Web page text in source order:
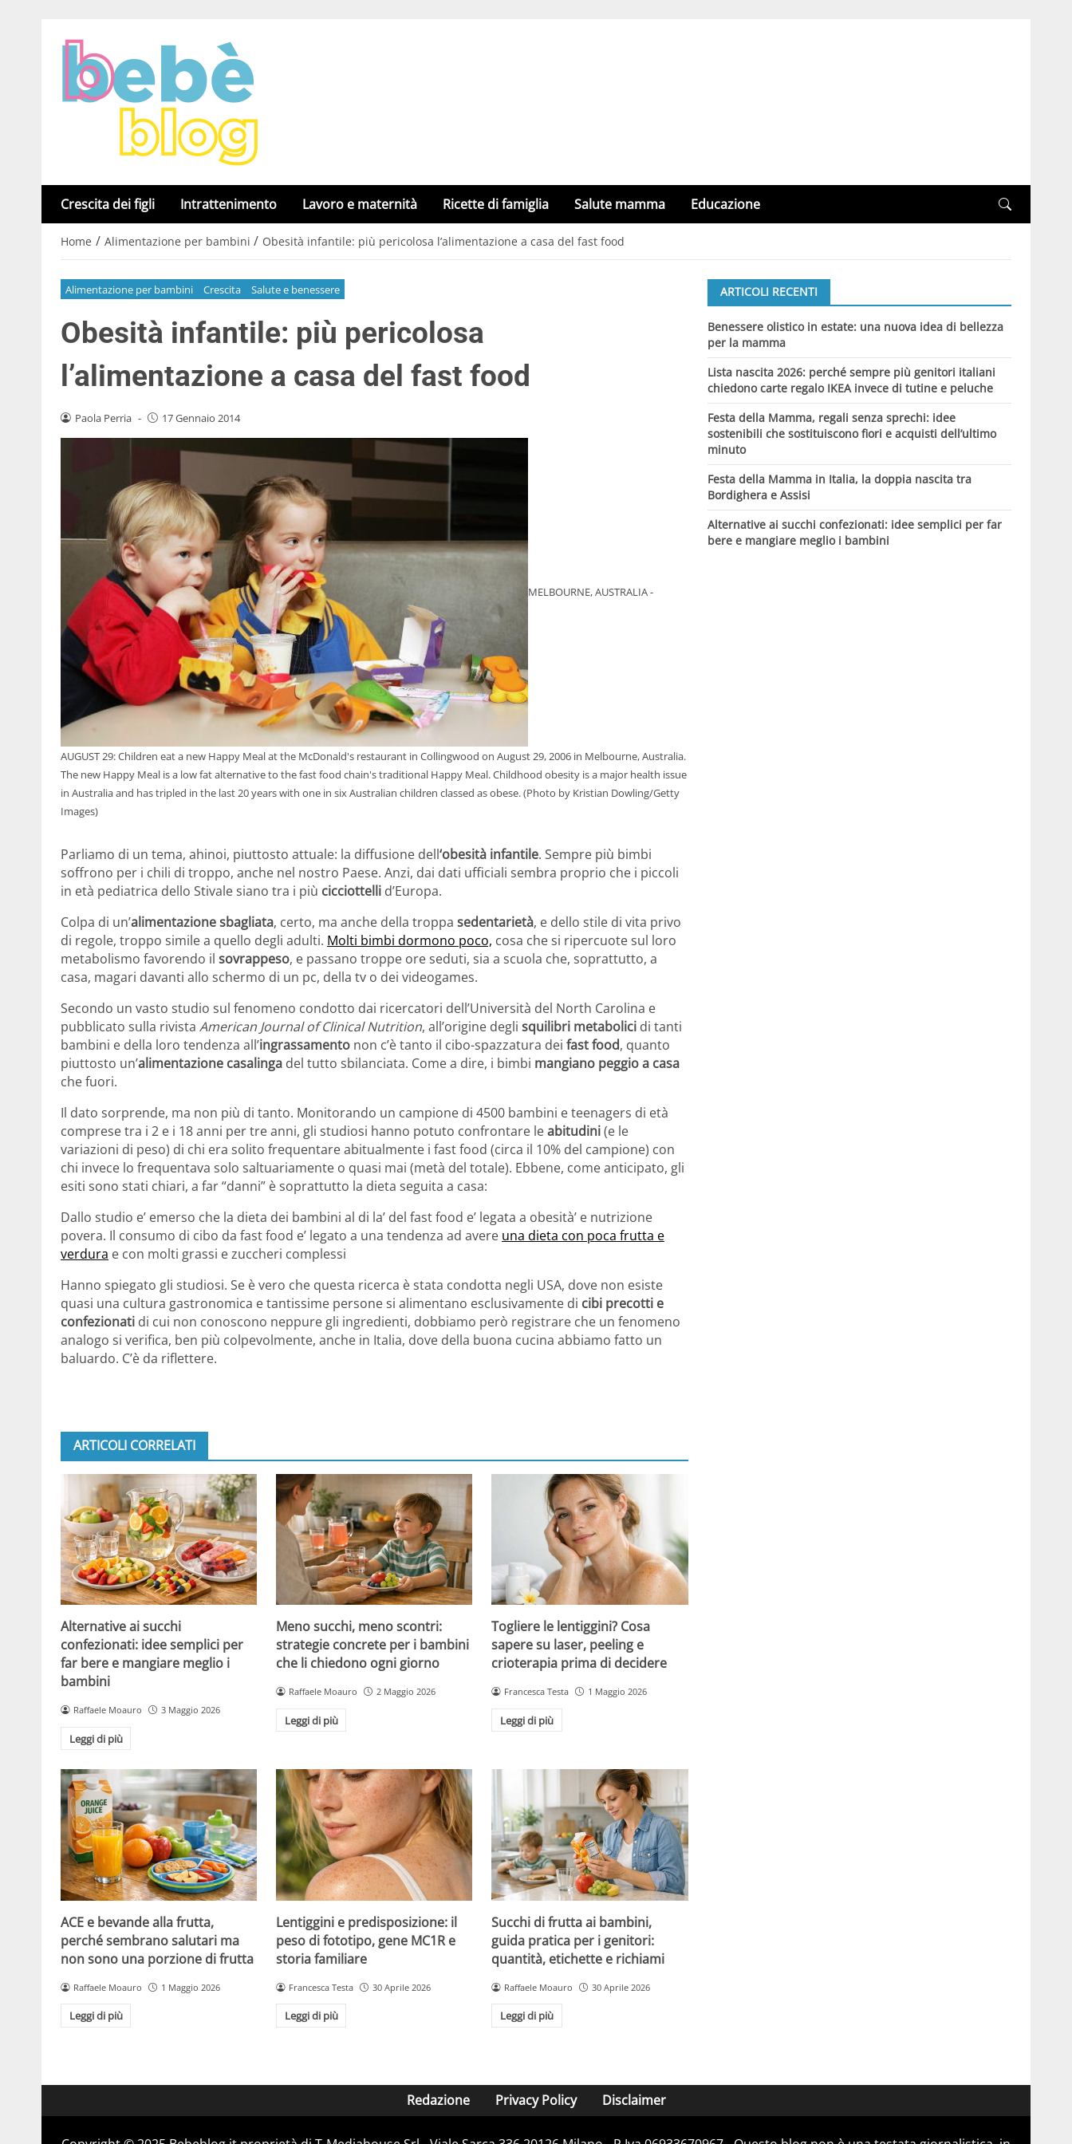
Crescita dei figli Intrattenimento Lavoro e maternità Ricette di famiglia Salute mamma Educazione
Home / Alimentazione per bambini / Obesità infantile: più pericolosa l’alimentazione a casa del fast food
Alimentazione per bambini Crescita Salute e benessere
Obesità infantile: più pericolosa
l’alimentazione a casa del fast food
Paola Perria - 17 Gennaio 2014
MELBOURNE, AUSTRALIA -
AUGUST 29: Children eat a new Happy Meal at the McDonald's restaurant in Collingwood on August 29, 2006 in Melbourne, Australia.
The new Happy Meal is a low fat alternative to the fast food chain's traditional Happy Meal. Childhood obesity is a major health issue
in Australia and has tripled in the last 20 years with one in six Australian children classed as obese. (Photo by Kristian Dowling/Getty
Images)
Parliamo di un tema, ahinoi, piuttosto attuale: la diffusione dell‘obesità infantile. Sempre più bimbi
soffrono per i chili di troppo, anche nel nostro Paese. Anzi, dai dati ufficiali sembra proprio che i piccoli
in età pediatrica dello Stivale siano tra i più cicciottelli d’Europa.
Colpa di un’alimentazione sbagliata, certo, ma anche della troppa sedentarietà, e dello stile di vita privo
di regole, troppo simile a quello degli adulti. Molti bimbi dormono poco, cosa che si ripercuote sul loro
metabolismo favorendo il sovrappeso, e passano troppe ore seduti, sia a scuola che, soprattutto, a
casa, magari davanti allo schermo di un pc, della tv o dei videogames.
Secondo un vasto studio sul fenomeno condotto dai ricercatori dell’Università del North Carolina e
pubblicato sulla rivista American Journal of Clinical Nutrition, all’origine degli squilibri metabolici di tanti
bambini e della loro tendenza all’ingrassamento non c’è tanto il cibo-spazzatura dei fast food, quanto
piuttosto un’alimentazione casalinga del tutto sbilanciata. Come a dire, i bimbi mangiano peggio a casa
che fuori.
Il dato sorprende, ma non più di tanto. Monitorando un campione di 4500 bambini e teenagers di età
comprese tra i 2 e i 18 anni per tre anni, gli studiosi hanno potuto confrontare leabitudini(e le
variazioni di peso) di chi era solito frequentare abitualmente i fast food (circa il 10% del campione) con
chi invece lo frequentava solo saltuariamente o quasi mai (metà del totale). Ebbene, come anticipato, gli
esiti sono stati chiari, a far “danni” è soprattutto la dieta seguita a casa:
Dallo studio e’ emerso che la dieta dei bambini al di la’ del fast food e’ legata a obesità’ e nutrizione
povera. Il consumo di cibo da fast food e’ legato a una tendenza ad avere una dieta con poca frutta e
verdura e con molti grassi e zuccheri complessi
Hanno spiegato gli studiosi. Se è vero che questa ricerca è stata condotta negli USA, dove non esiste
quasi una cultura gastronomica e tantissime persone si alimentano esclusivamente di cibi precotti e
confezionati di cui non conoscono neppure gli ingredienti, dobbiamo però registrare che un fenomeno
analogo si verifica, ben più colpevolmente, anche in Italia, dove della buona cucina abbiamo fatto un
baluardo. C’è da riflettere.
ARTICOLI CORRELATI
Alternative ai succhi
confezionati: idee semplici per
far bere e mangiare meglio i
bambini
Raffaele Moauro 3 Maggio 2026
Leggi di più
Meno succhi, meno scontri:
strategie concrete per i bambini
che li chiedono ogni giorno
Raffaele Moauro 2 Maggio 2026
Leggi di più
Togliere le lentiggini? Cosa
sapere su laser, peeling e
crioterapia prima di decidere
Francesca Testa 1 Maggio 2026
Leggi di più
ACE e bevande alla frutta,
perché sembrano salutari ma
non sono una porzione di frutta
Raffaele Moauro 1 Maggio 2026
Leggi di più
Lentiggini e predisposizione: il
peso di fototipo, gene MC1R e
storia familiare
Francesca Testa 30 Aprile 2026
Leggi di più
Succhi di frutta ai bambini,
guida pratica per i genitori:
quantità, etichette e richiami
Raffaele Moauro 30 Aprile 2026
Leggi di più
ARTICOLI RECENTI
Benessere olistico in estate: una nuova idea di bellezza
per la mamma
Lista nascita 2026: perché sempre più genitori italiani
chiedono carte regalo IKEA invece di tutine e peluche
Festa della Mamma, regali senza sprechi: idee
sostenibili che sostituiscono fiori e acquisti dell’ultimo
minuto
Festa della Mamma in Italia, la doppia nascita tra
Bordighera e Assisi
Alternative ai succhi confezionati: idee semplici per far
bere e mangiare meglio i bambini
Redazione Privacy Policy Disclaimer